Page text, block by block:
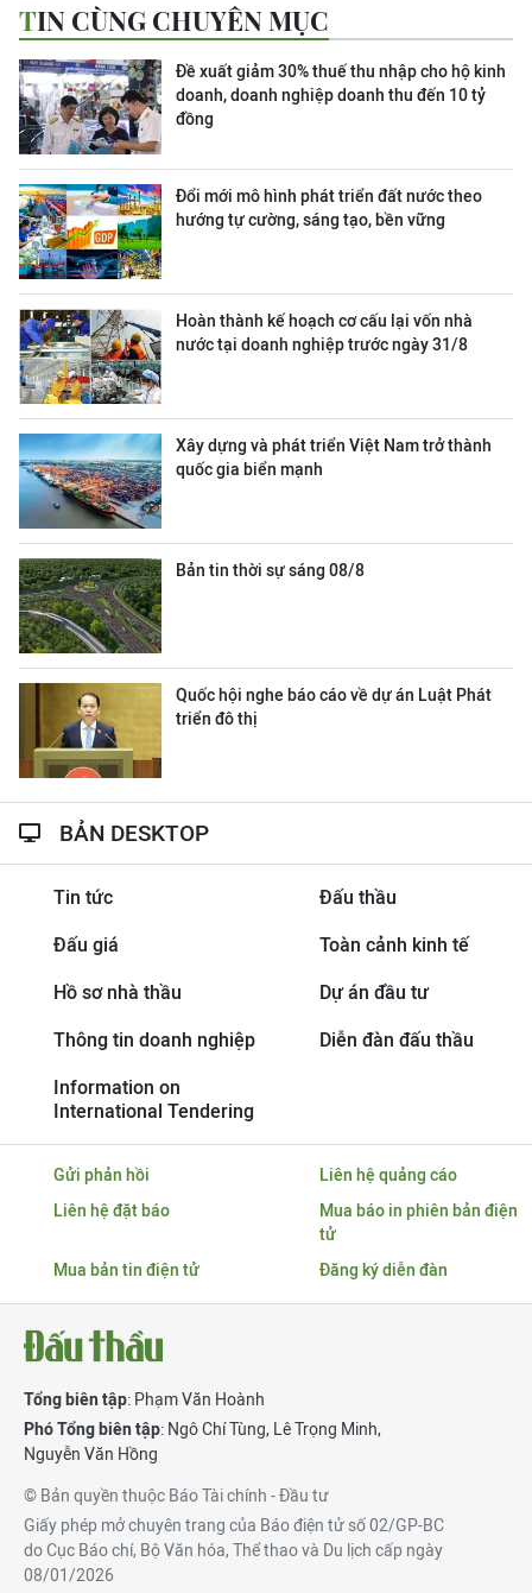
TIN CÙNG CHUYÊN MỤC
Đề xuất giảm 30% thuế thu nhập cho hộ kinh
doanh, doanh nghiệp doanh thu đến 10 tỷ
đồng
Đổi mới mô hình phát triển đất nước theo
hướng tự cường, sáng tạo, bền vững
Hoàn thành kế hoạch cơ cấu lại vốn nhà
nước tại doanh nghiệp trước ngày 31/8
Xây dựng và phát triển Việt Nam trở thành
quốc gia biển mạnh
Bản tin thời sự sáng 08/8
Quốc hội nghe báo cáo về dự án Luật Phát
triển đô thị
BẢN DESKTOP
Tin tức Đấu thầu
Đấu giá Toàn cảnh kinh tế
Hồ sơ nhà thầu Dự án đầu tư
Thông tin doanh nghiệp Diễn đàn đấu thầu
Information on
International Tendering
Gửi phản hồi
Liên hệ quảng cáo
Liên hệ đặt báo
Mua báo in phiên bản điện
tử
Mua bản tin điện tử
Đăng ký diễn đàn
Tổng biên tập: Phạm Văn Hoành
Phó Tổng biên tập: Ngô Chí Tùng, Lê Trọng Minh,
Nguyễn Văn Hồng
© Bản quyền thuộc Báo Tài chính - Đầu tư
Giấy phép mở chuyên trang của Báo điện tử số 02/GP-BC
do Cục Báo chí, Bộ Văn hóa, Thể thao và Du lịch cấp ngày
08/01/2026